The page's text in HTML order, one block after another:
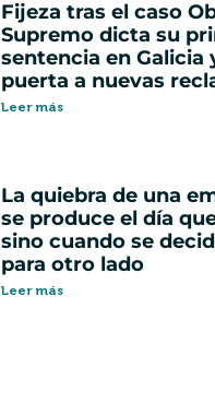
Fijeza tras el caso
Supremo dicta su
sentencia en Galicia
puerta a nuevas
Leer más
La quiebra de una
se produce el día
sino cuando se
para otro lado
Leer más